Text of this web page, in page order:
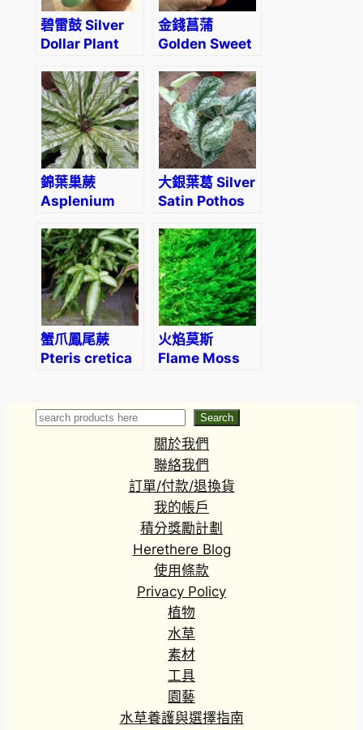
碧雷鼓 Silver
Dollar Plant
danguyi)
金錢菖蒲
Golden Sweet
gramineus)
錦葉巢蕨
Asplenium
variegated
大銀葉葛 Silver
Satin Pothos
pictus
‘exotica’)
蟹爪鳳尾蕨
Pteris cretica
火焰莫斯
Flame Moss
Search
Search
關於我們
聯絡我們
訂單/付款/退換貨
我的帳戶
積分獎勵計劃
Herethere Blog
使用條款
Privacy Policy
植物
水草
素材
工具
園藝
水草養護與選擇指南